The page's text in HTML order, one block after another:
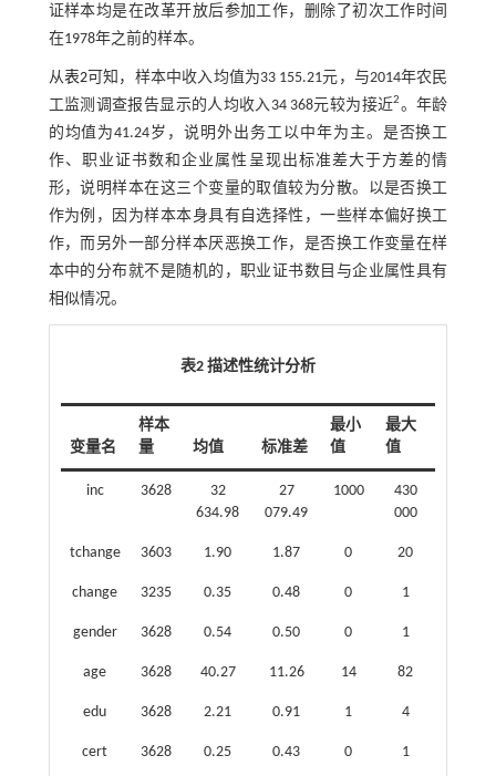
证样本均是在改革开放后参加工作，删除了初次工作时间
在1978年之前的样本。
从表2可知，样本中收入均值为33 155.21元，与2014年农民
工监测调查报告显示的人均收入34 368元较为接近2。年龄
的均值为41.24岁，说明外出务工以中年为主。是否换工
作、职业证书数和企业属性呈现出标准差大于方差的情
形，说明样本在这三个变量的取值较为分散。以是否换工
作为例，因为样本本身具有自选择性，一些样本偏好换工
作，而另外一部分样本厌恶换工作，是否换工作变量在样
本中的分布就不是随机的，职业证书数目与企业属性具有
相似情况。
表2 描述性统计分析
变量名
样本
量
均值 标准差
最小
值
最大
值
inc 3628
32
634.98
27
079.49
1000
430
000
tchange 3603 1.90 1.87 0 20
change 3235 0.35 0.48 0 1
gender 3628 0.54 0.50 0 1
age 3628 40.27 11.26 14 82
edu 3628 2.21 0.91 1 4
cert 3628 0.25 0.43 0 1